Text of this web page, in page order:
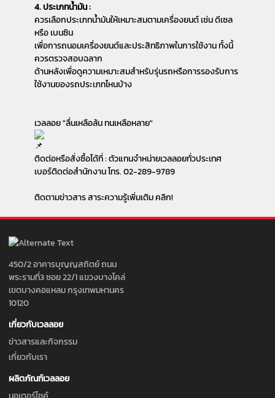
4. ประเภทน้ำมัน :
ควรเลือกประเภทน้ำมันให้เหมาะสมตามเครื่องยนต์ เช่น ดีเซล
หรือ เบนซิน
เพื่อการถนอมเครื่องยนต์และประสิทธิภาพในการใช้งาน ทั้งนี้
ควรตรวจสอบฉลาก
ด้านหลังเพื่อดูความเหมาะสมสำหรับรุ่นรถหรือการรองรับการ
ใช้งานของรถประเภทไหนบ้าง
เวลลอย "ลื่นเหลือล้น ทนเหลือหลาย"
ติดต่อหรือสั่งซื้อได้ที่ : ตัวแทนจำหน่ายเวลลอยทั่วประเทศ
เบอร์ติดต่อสำนักงาน โทร. 02-289-9789
ติดตามข่าวสาร สาระความรู้เพิ่มเติมคลิก!
450/2 อาคารบุญญสถิตย์ ถนน
พระรามที่3 ซอย 22/1 แขวงบางโคล่
เขตบางคอแหลม กรุงเทพมหานคร
10120
เกี่ยวกับเวลลอย
ข่าวสารและกิจกรรม
เกี่ยวกับเรา
ผลิตภัณฑ์เวลลอย